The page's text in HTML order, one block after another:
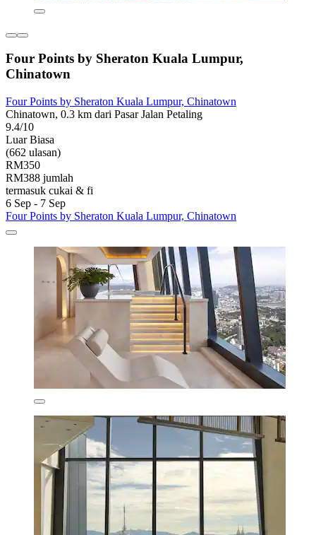
Four Points by Sheraton Kuala Lumpur,
Chinatown
Four Points by Sheraton Kuala Lumpur, Chinatown
Chinatown, 0.3 km dari Pasar Jalan Petaling
9.4/10
Luar Biasa
(662 ulasan)
RM350
RM388 jumlah
termasuk cukai & fi
6 Sep - 7 Sep
Four Points by Sheraton Kuala Lumpur, Chinatown